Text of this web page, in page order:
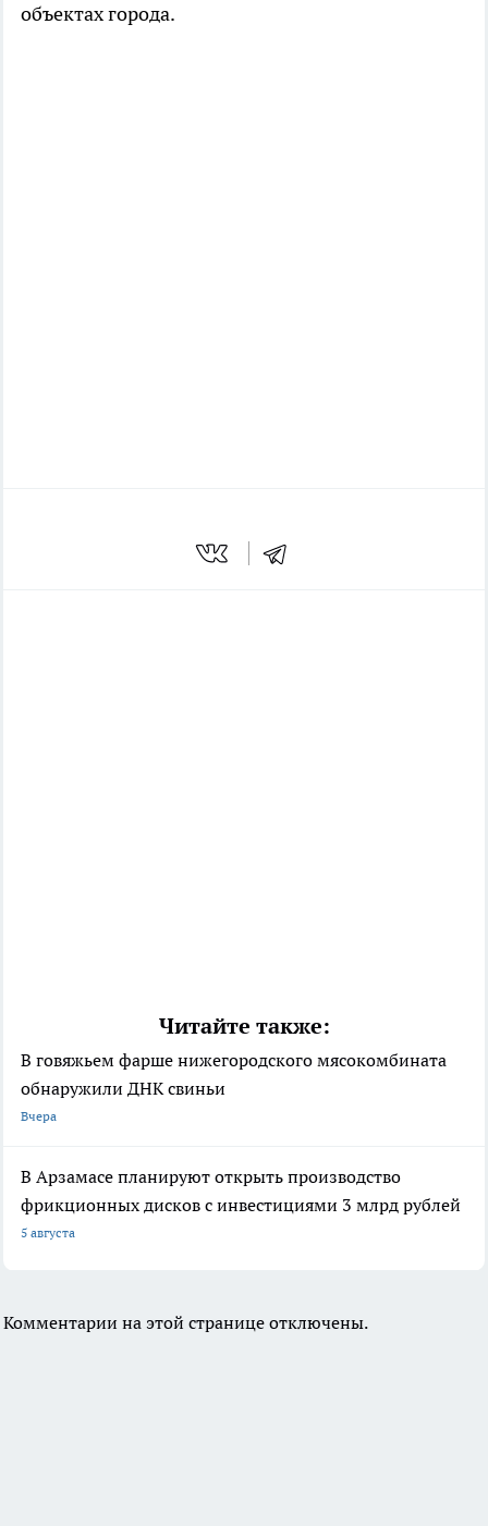
объектах города.
Читайте также:
В говяжьем фарше нижегородского мясокомбината
обнаружили ДНК свиньи
Вчера
В Арзамасе планируют открыть производство
фрикционных дисков с инвестициями 3 млрд рублей
5 августа
Комментарии на этой странице отключены.